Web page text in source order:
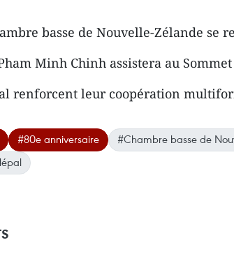
basse de Nouvelle-Zélande se
Minh Chinh assistera au Sommet
renforcent leur coopération
#80e anniversaire
#Chambre basse de